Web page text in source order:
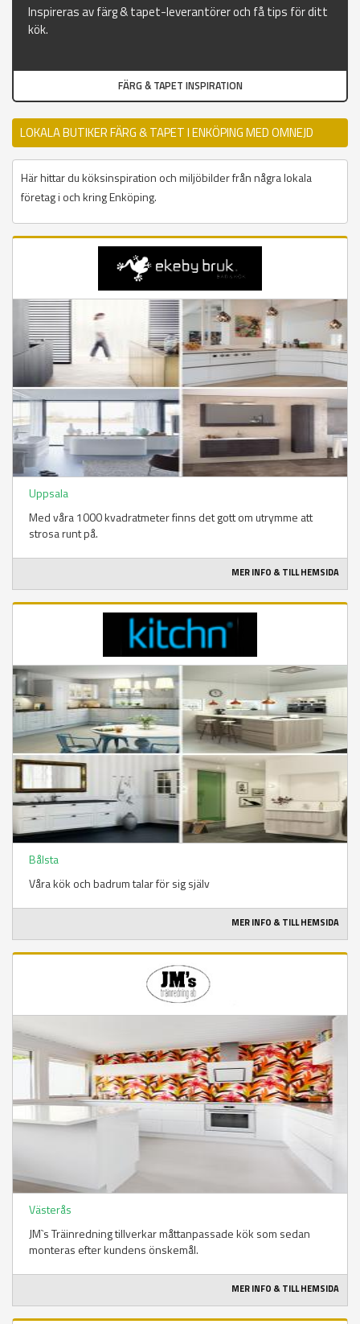
Inspireras av färg & tapet-leverantörer och få tips för ditt
kök.
FÄRG & TAPET INSPIRATION
LOKALA BUTIKER FÄRG & TAPET I ENKÖPING MED OMNEJD
Här hittar du köksinspiration och miljöbilder från några lokala
företag i och kring Enköping.
Uppsala
Med våra 1000 kvadratmeter finns det gott om utrymme att
strosa runt på.
MER INFO & TILL HEMSIDA
Bålsta
Våra kök och badrum talar för sig själv
MER INFO & TILL HEMSIDA
Västerås
JM`s Träinredning tillverkar måttanpassade kök som sedan
monteras efter kundens önskemål.
MER INFO & TILL HEMSIDA